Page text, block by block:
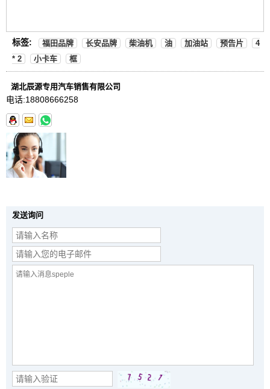
标签: 福田品牌 长安品牌 柴油机 油 加油站 预告片
4
* 2
小卡车 框
湖北辰源专用汽车销售有限公司
电话:18808666258
发送询问